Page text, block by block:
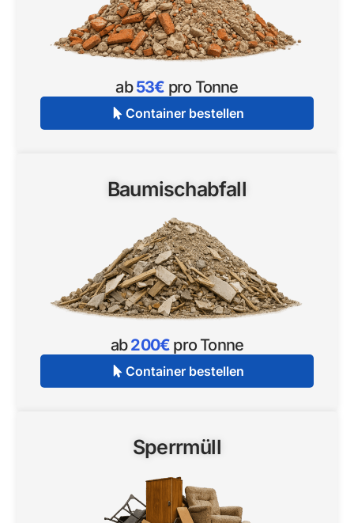
ab53€ pro Tonne
Container bestellen
Baumischabfall
ab200€ pro Tonne
Container bestellen
Sperrmüll